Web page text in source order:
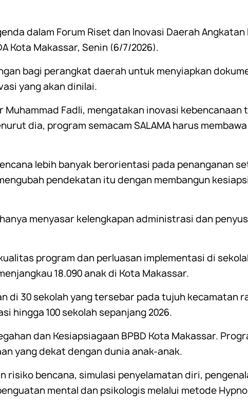
dalam Forum Riset dan Inovasi Daerah Angkatan
Kota Makassar, Senin (6/7/2026).
bagi perangkat daerah untuk menyiapkan
yang akan dinilai.
Muhammad Fadli, mengatakan inovasi kebencanaan
dia, program semacam SALAMA harus
lebih banyak berorientasi pada penanganan
pendekatan itu dengan membangun
menyasar kelengkapan administrasi dan
program dan perluasan implementasi di
18.090 anak di Kota Makassar.
30 sekolah yang tersebar pada tujuh kecamatan
hingga 100 sekolah sepanjang 2026.
dan Kesiapsiagaan BPBD Kota Makassar.
yang dekat dengan dunia anak-anak.
risiko bencana, simulasi penyelamatan diri,
mental dan psikologis melalui metode